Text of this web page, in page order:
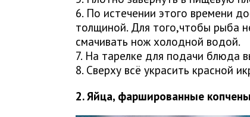
6. По истечении этого времени
толщиной. Для того,чтобы рыба
смачивать нож холодной водой.
7. На тарелке для подачи блюда
8. Сверху всё украсить красной
2. Яйца, фаршированные